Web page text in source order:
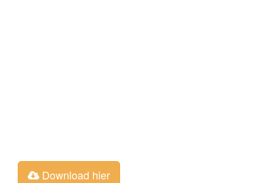
Download hier